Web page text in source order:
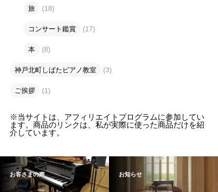
旅 (18)
コンサート鑑賞 (17)
本 (8)
神戸北町しばたピアノ教室 (3)
ご挨拶 (1)
※当サイトは、アフィリエイトプログラムに参加してい
ます。商品のリンクは、私が実際に使った商品だけを紹
介しています。
お客さまの声 お知らせ